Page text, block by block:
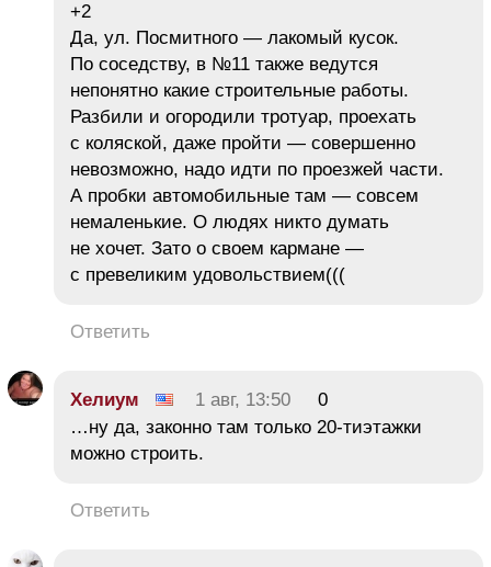
+2
Да, ул. Посмитного — лакомый кусок.
По соседству, в №11 также ведутся
непонятно какие строительные работы.
Разбили и огородили тротуар, проехать
с коляской, даже пройти — совершенно
невозможно, надо идти по проезжей части.
А пробки автомобильные там — совсем
немаленькие. О людях никто думать
не хочет. Зато о своем кармане —
с превеликим удовольствием(((
Ответить
Хелиум 1 авг, 13:50
0
…ну да, законно там только 20-тиэтажки
можно строить.
Ответить